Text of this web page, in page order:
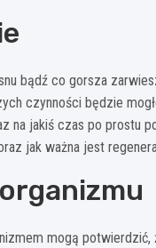
bądź co gorsza
czynności będzie
na jakiś czas po prostu
jak ważna jest
mogą